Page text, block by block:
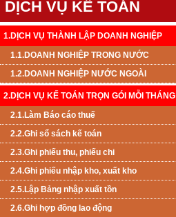
DỊCH VỤ KẾ TOÁN
1.DỊCH VỤ THÀNH LẬP DOANH NGHIỆP
1.1.DOANH NGHIỆP TRONG NƯỚC
1.2.DOANH NGHIỆP NƯỚC NGOÀI
2.DỊCH VỤ KẾ TOÁN TRỌN GÓI MỖI THÁNG
2.1.Làm Báo cáo thuế
2.2.Ghi sổ sách kế toán
2.3.Ghi phiếu thu, phiếu chi
2.4.Ghi phiếu nhập kho, xuất kho
2.5.Lập Bảng nhập xuất tồn
2.6.Ghi hợp đồng lao động